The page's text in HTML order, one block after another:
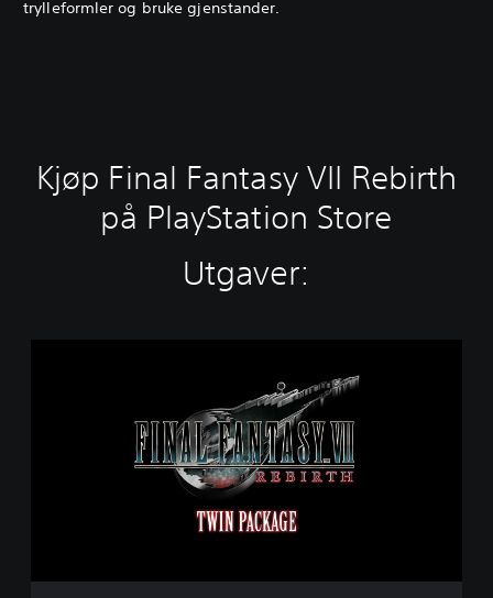
trylleformler og bruke gjenstander.
Kjøp Final Fantasy VII Rebirth
på PlayStation Store
Utgaver: